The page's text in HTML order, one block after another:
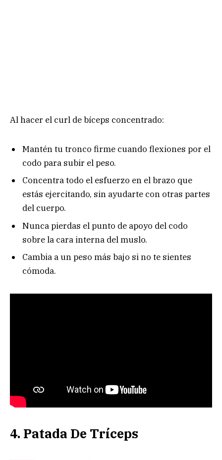
Al hacer el curl de bíceps concentrado:
Mantén tu tronco firme cuando flexiones por el
codo para subir el peso.
Concentra todo el esfuerzo en el brazo que
estás ejercitando, sin ayudarte con otras partes
del cuerpo.
Nunca pierdas el punto de apoyo del codo
sobre la cara interna del muslo.
Cambia a un peso más bajo si no te sientes
cómoda.
4. Patada De Tríceps